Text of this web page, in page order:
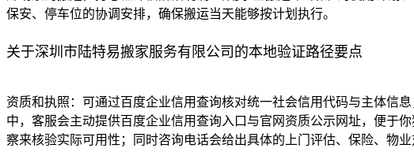
保安、停车位的协调安排，确保搬运当天能够按计划执行。
关于深圳市陆特易搬家服务有限公司的本地验证路径要点
资质和执照：可通过百度企业信用查询核对统一社会信用代码与主体信
中，客服会主动提供百度企业信用查询入口与官网资质公示网址，便于
察来核验实际可用性；同时咨询电话会给出具体的上门评估、保险、物业